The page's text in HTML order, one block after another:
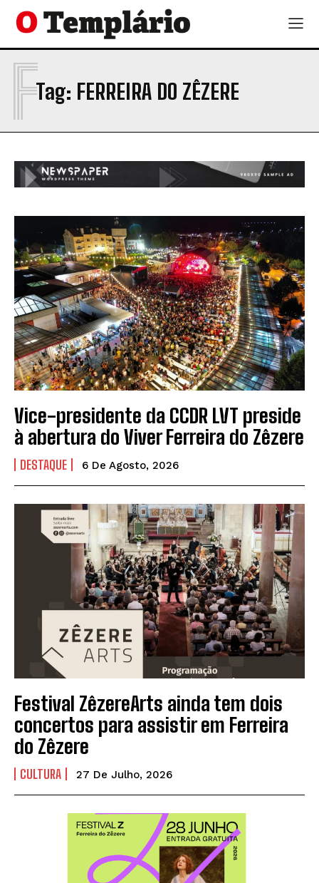
Tag: FERREIRA DO ZÊZERE
F
Vice-presidente da CCDR LVT preside
à abertura do Viver Ferreira do Zêzere
DESTAQUE 6 De Agosto, 2026
Festival ZêzereArts ainda tem dois
concertos para assistir em Ferreira
do Zêzere
CULTURA 27 De Julho, 2026